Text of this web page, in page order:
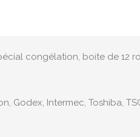
congélation, boite de
Godex, Intermec, Toshiba,